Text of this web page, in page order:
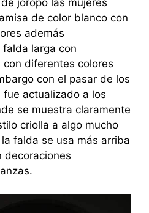
de color blanco con
además
larga con
diferentes colores
con el pasar de los
actualizado a los
se muestra claramente
criolla a algo mucho
falda se usa más arriba
decoraciones